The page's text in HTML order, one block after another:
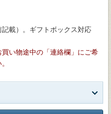
載）。ギフトボックス対応
い物途中の「連絡欄」にご希